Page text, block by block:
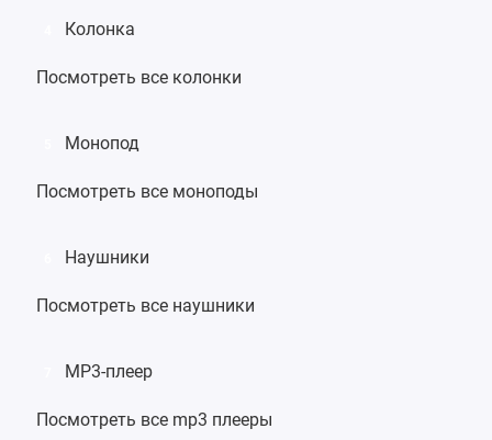
Колонка
Посмотреть все колонки
Монопод
Посмотреть все моноподы
Наушники
Посмотреть все наушники
MP3-плеер
Посмотреть все mp3 плееры